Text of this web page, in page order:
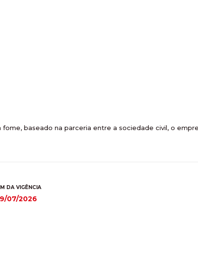
baseado na parceria entre a sociedade civil, o
DA VIGÊNCIA
07/2026